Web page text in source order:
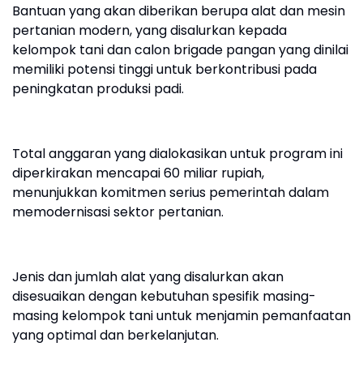
Bantuan yang akan diberikan berupa alat dan mesin
pertanian modern, yang disalurkan kepada
kelompok tani dan calon brigade pangan yang dinilai
memiliki potensi tinggi untuk berkontribusi pada
peningkatan produksi padi.
Total anggaran yang dialokasikan untuk program ini
diperkirakan mencapai 60 miliar rupiah,
menunjukkan komitmen serius pemerintah dalam
memodernisasi sektor pertanian.
Jenis dan jumlah alat yang disalurkan akan
disesuaikan dengan kebutuhan spesifik masing-
masing kelompok tani untuk menjamin pemanfaatan
yang optimal dan berkelanjutan.